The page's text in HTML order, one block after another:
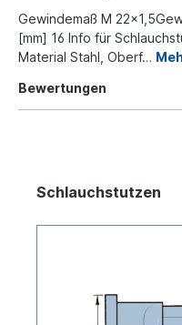
Gewindemaß M
[mm] 16 Info für
Material Stahl, Oberf…
Bewertungen
Schlauchstutzen